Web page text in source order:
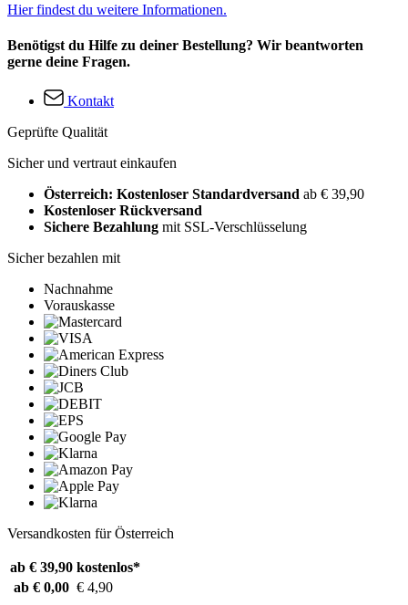
Hier findest du weitere Informationen.
Benötigst du Hilfe zu deiner Bestellung? Wir beantworten
gerne deine Fragen.
Kontakt
Geprüfte Qualität
Sicher und vertraut einkaufen
Österreich: Kostenloser Standardversand ab € 39,90
Kostenloser Rückversand
Sichere Bezahlung mit SSL-Verschlüsselung
Sicher bezahlen mit
Nachnahme
Vorauskasse
Versandkosten für Österreich
ab € 39,90 kostenlos*
ab € 0,00 € 4,90